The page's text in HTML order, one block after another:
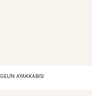
AYAKKABISI